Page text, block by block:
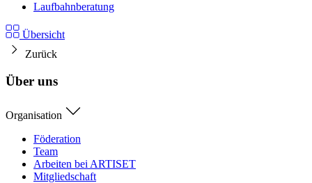
Laufbahnberatung
Übersicht
Zurück
Über uns
Organisation
Föderation
Team
Arbeiten bei ARTISET
Mitgliedschaft